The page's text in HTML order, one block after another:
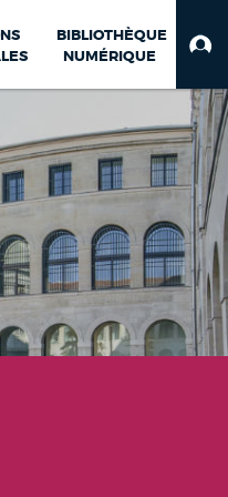
BIBLIOTHÈQUE
NUMÉRIQUE